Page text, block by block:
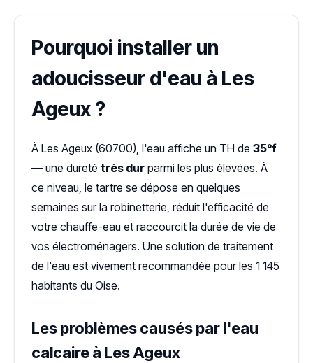
Pourquoi installer un
adoucisseur d'eau à Les
Ageux ?
À Les Ageux (60700), l'eau affiche un TH de 35°f
— une dureté très dur parmi les plus élevées. À
ce niveau, le tartre se dépose en quelques
semaines sur la robinetterie, réduit l'efficacité de
votre chauffe-eau et raccourcit la durée de vie de
vos électroménagers. Une solution de traitement
de l'eau est vivement recommandée pour les 1 145
habitants du Oise.
Les problèmes causés par l'eau
calcaire à Les Ageux